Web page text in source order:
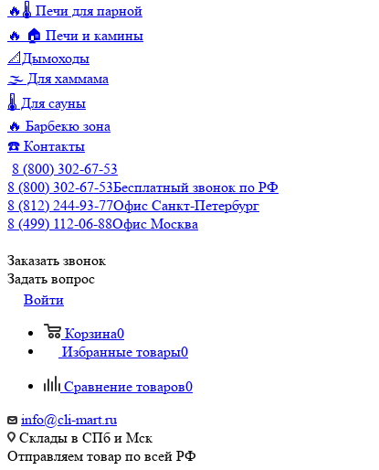
🔥🌡️ Печи для парной
🔥 🏠 Печи и камины
📐Дымоходы
🌫️ Для хаммама
🌡️ Для сауны
🔥 Барбекю зона
☎️ Контакты
8 (800) 302-67-53
8 (800) 302-67-53Бесплатный звонок по РФ
8 (812) 244-93-77Офис Санкт-Петербург
8 (499) 112-06-88Офис Москва
Заказать звонок
Задать вопрос
Войти
Корзина0
Избранные товары0
Сравнение товаров0
info@cli-mart.ru
Склады в СПб и Мск
Отправляем товар по всей РФ